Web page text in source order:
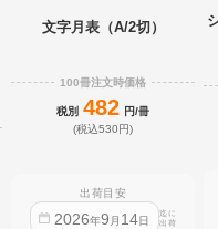
文字月表（A/2切）
100冊注文時価格
税別 482 円/冊
(税込530円)
出荷目安
2026年9 月 14日
迄に
出荷